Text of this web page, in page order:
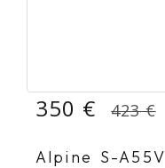
350 € 423 €
Alpine S-A55V